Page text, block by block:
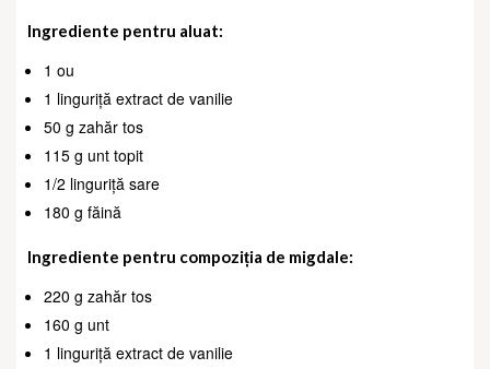
Ingrediente pentru aluat:
1 ou
1 linguriță extract de vanilie
50 g zahăr tos
115 g unt topit
1/2 linguriță sare
180 g făină
Ingrediente pentru compoziția de migdale:
220 g zahăr tos
160 g unt
1 linguriță extract de vanilie